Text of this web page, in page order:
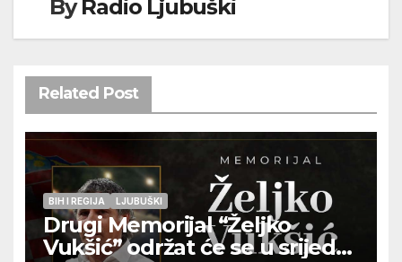
ByRadio Ljubuški
Related Post
BIH I REGIJA LJUBUŠKI
Drugi Memorijal “Željko
Vukšić” održat će se u srijedu